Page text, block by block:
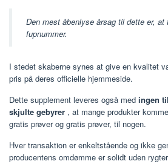
Den mest åbenlyse årsag til dette er,
fupnummer.
I stedet skaberne synes at give en kvalitet
pris på deres officielle hjemmeside.
Dette supplement leveres også med ingen
skjulte gebyrer , at mange produkter
gratis prøver og gratis prøver, til nogen.
Hver transaktion er enkeltstående og ikke
producentens omdømme er solidt uden